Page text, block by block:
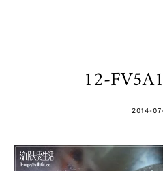
12-
POSTED
2014-